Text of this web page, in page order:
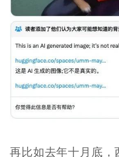
再比如去年十月底，